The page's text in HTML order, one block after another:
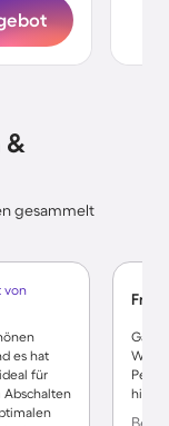
&
gesammelt
von
es hat
für
Abschalten
Wlan
hin.